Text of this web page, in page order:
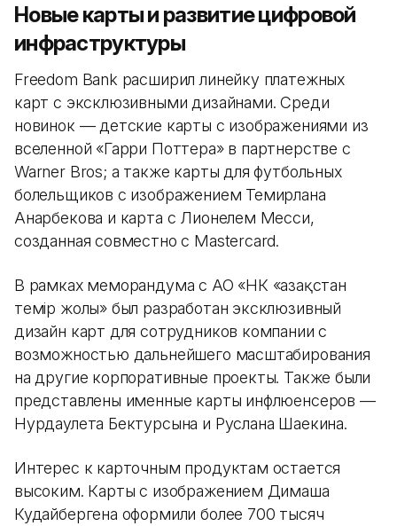
Новые карты и развитие цифровой
инфраструктуры
Freedom Bank расширил линейку платежных
карт с эксклюзивными дизайнами. Среди
новинок — детские карты с изображениями из
вселенной «Гарри Поттера» в партнерстве с
Warner Bros; а также карты для футбольных
болельщиков с изображением Темирлана
Анарбекова и карта с Лионелем Месси,
созданная совместно с Mastercard.
В рамках меморандума с АО «НК «Қазақстан
темір жолы» был разработан эксклюзивный
дизайн карт для сотрудников компании с
возможностью дальнейшего масштабирования
на другие корпоративные проекты. Также были
представлены именные карты инфлюенсеров —
Нурдаулета Бектурсына и Руслана Шаекина.
Интерес к карточным продуктам остается
высоким. Карты с изображением Димаша
Кудайбергена оформили более 700 тысяч